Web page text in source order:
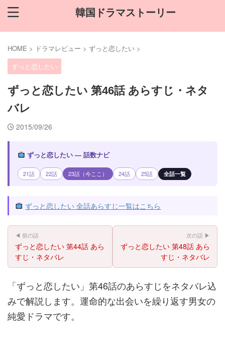
韓国ドラマストーリー
HOME > ドラマレビュー > ずっと恋したい >
ずっと恋したい
ずっと恋したい 第46話 あらすじ・ネタ
バレ
2015/09/26
ずっと恋したい — 話数ナビ
21話 22話 23話（今ここ） 24話 25話 全話一覧
ずっと恋したい 全話あらすじ一覧はこちら
◀ 前の話
ずっと恋したい 第44話 あら
すじ・ネタバレ
次の話 ▶
ずっと恋したい 第48話 あら
すじ・ネタバレ
「ずっと恋したい」第46話のあらすじをネタバレ込
みで解説します。運命的な出会いを繰り返す男女の
純愛ドラマです。